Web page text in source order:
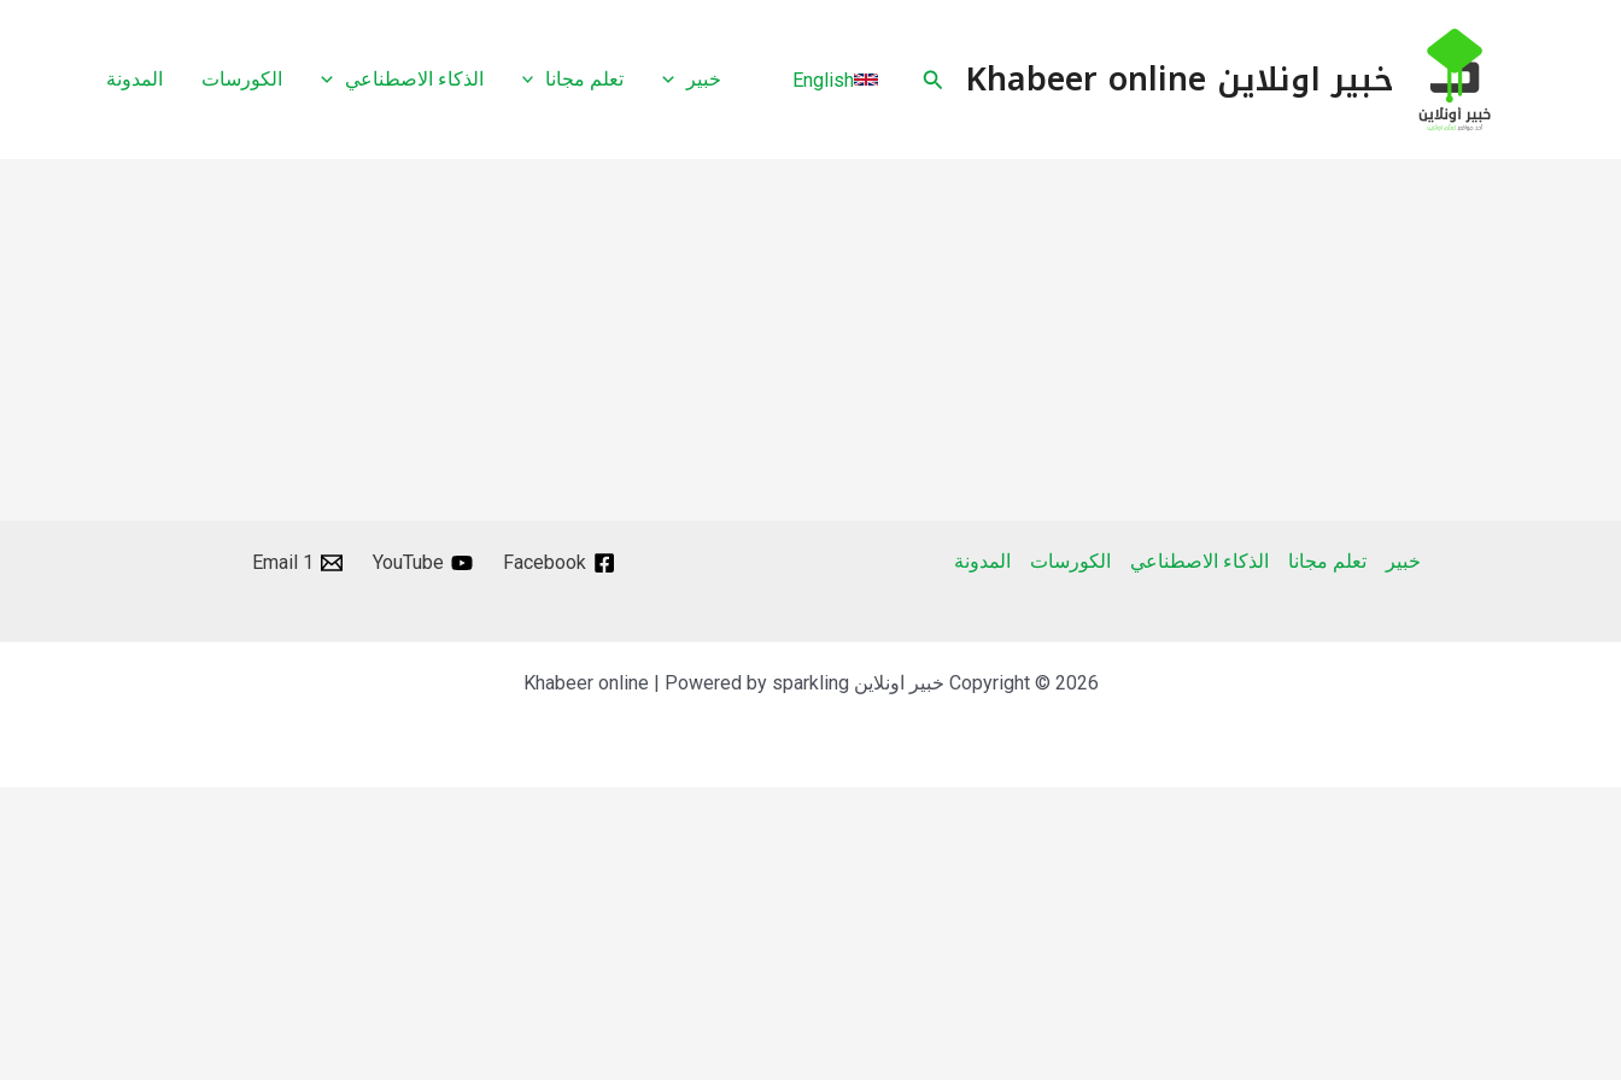
خبير اونلاين Khabeer online البحث English خبير تعلم مجانا الذكاء الاصطناعي الكورسات المدونة
خبير تعلم مجانا الذكاء الاصطناعي الكورسات المدونة Facebook
YouTube
Email 1
Copyright © 2026 خبير اونلاين Khabeer online | Powered by sparkling